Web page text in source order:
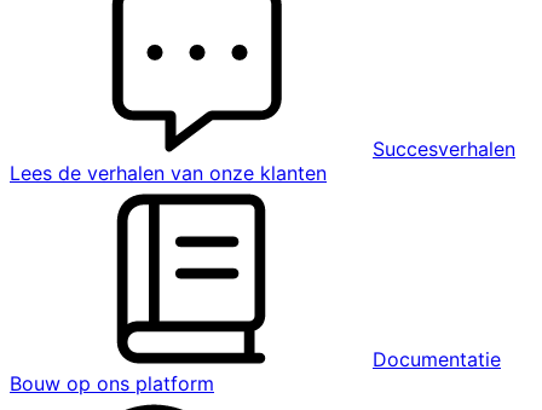
Succesverhalen
Lees de verhalen van onze klanten
Documentatie
Bouw op ons platform